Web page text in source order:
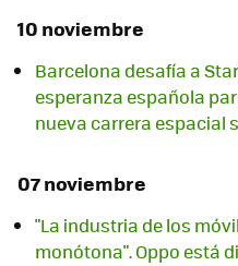
10 noviembre
Barcelona desafía a
esperanza española
nueva carrera espacial
07 noviembre
"La industria de los
monótona". Oppo está